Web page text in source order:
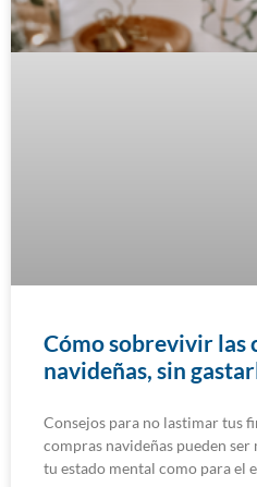
Cómo sobrevivir las
navideñas, sin
Consejos para no lastimar tus
compras navideñas pueden
tu estado mental como para el